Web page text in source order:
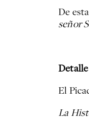
De
señor
Detalle
El
La